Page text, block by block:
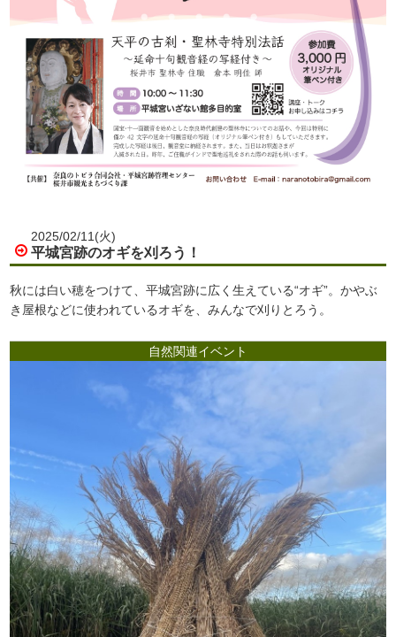
2025/02/11(火)
平城宮跡のオギを刈ろう！
秋には白い穂をつけて、平城宮跡に広く生えている“オギ”。かやぶ
き屋根などに使われているオギを、みんなで刈りとろう。
自然関連イベント